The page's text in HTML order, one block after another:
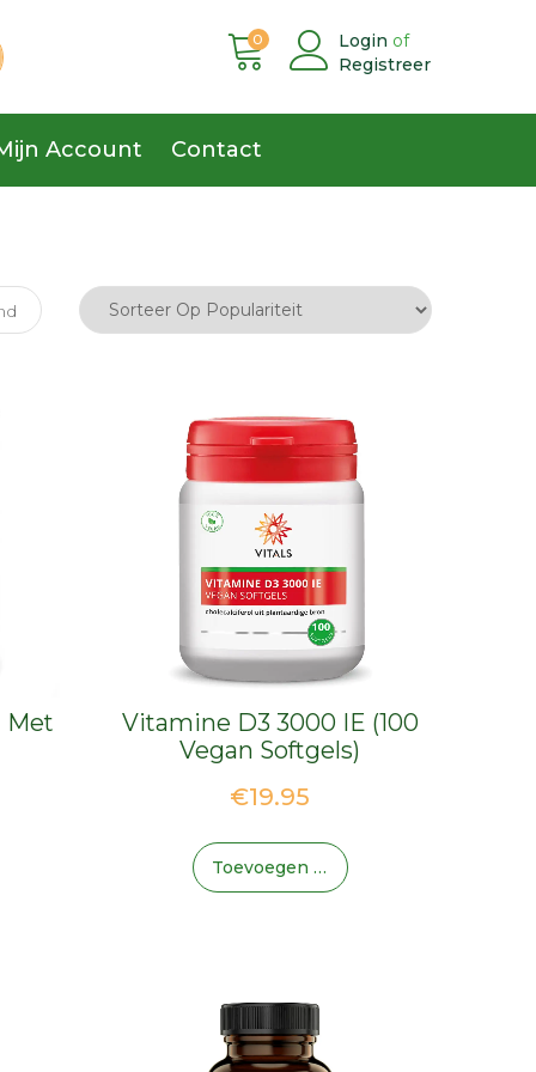
0 Login of
Registreer
Account Contact
Met
Vitamine D3 3000 IE (100
Vegan Softgels)
€19.95
Toevoegen Aan Winkelwagen